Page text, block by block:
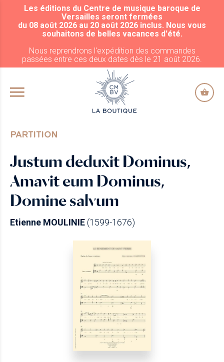
ALLER AU CONTENU PRINCIPAL
Les éditions du Centre de musique baroque de
Versailles seront fermées
du 08 août 2026 au 20 août 2026 inclus. Nous vous
souhaitons de belles vacances d'été.
Nous reprendrons l'expédition des commandes
passées entre ces deux dates dès le 21 août 2026.
PARTITION
Justum deduxit Dominus,
Amavit eum Dominus,
Domine salvum
Etienne MOULINIE(1599-1676)